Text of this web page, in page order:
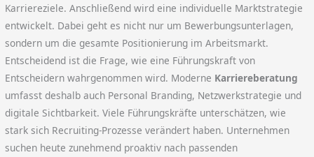
Karriereziele. Anschließend wird eine individuelle Marktstrategie
entwickelt. Dabei geht es nicht nur um Bewerbungsunterlagen,
sondern um die gesamte Positionierung im Arbeitsmarkt.
Entscheidend ist die Frage, wie eine Führungskraft von
Entscheidern wahrgenommen wird. Moderne Karriereberatung
umfasst deshalb auch Personal Branding, Netzwerkstrategie und
digitale Sichtbarkeit. Viele Führungskräfte unterschätzen, wie
stark sich Recruiting-Prozesse verändert haben. Unternehmen
suchen heute zunehmend proaktiv nach passenden